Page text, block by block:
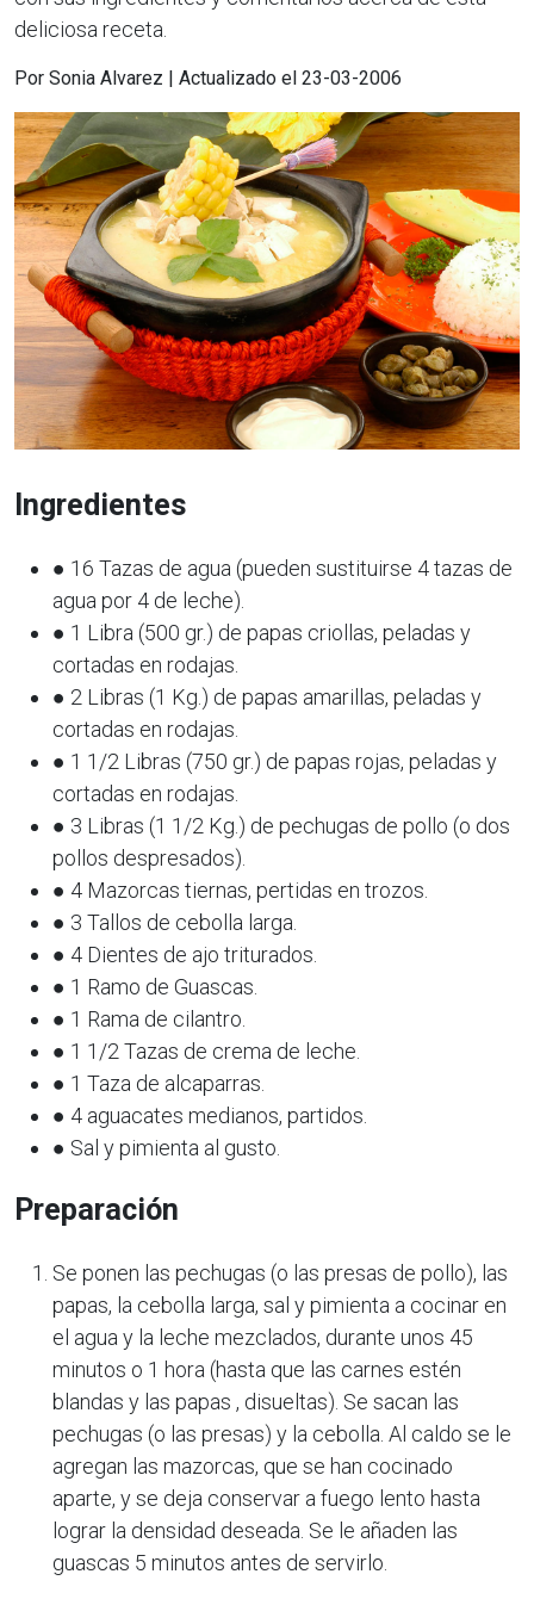
deliciosa receta.
Por Sonia Alvarez | Actualizado el 23-03-2006
Ingredientes
● 16 Tazas de agua (pueden sustituirse 4 tazas de
agua por 4 de leche).
● 1 Libra (500 gr.) de papas criollas, peladas y
cortadas en rodajas.
● 2 Libras (1 Kg.) de papas amarillas, peladas y
cortadas en rodajas.
● 1 1/2 Libras (750 gr.) de papas rojas, peladas y
cortadas en rodajas.
● 3 Libras (1 1/2 Kg.) de pechugas de pollo (o dos
pollos despresados).
● 4 Mazorcas tiernas, pertidas en trozos.
● 3 Tallos de cebolla larga.
● 4 Dientes de ajo triturados.
● 1 Ramo de Guascas.
● 1 Rama de cilantro.
● 1 1/2 Tazas de crema de leche.
● 1 Taza de alcaparras.
● 4 aguacates medianos, partidos.
● Sal y pimienta al gusto.
Preparación
Se ponen las pechugas (o las presas de pollo), las
papas, la cebolla larga, sal y pimienta a cocinar en
el agua y la leche mezclados, durante unos 45
minutos o 1 hora (hasta que las carnes estén
blandas y las papas , disueltas). Se sacan las
pechugas (o las presas) y la cebolla. Al caldo se le
agregan las mazorcas, que se han cocinado
aparte, y se deja conservar a fuego lento hasta
lograr la densidad deseada. Se le añaden las
guascas 5 minutos antes de servirlo.